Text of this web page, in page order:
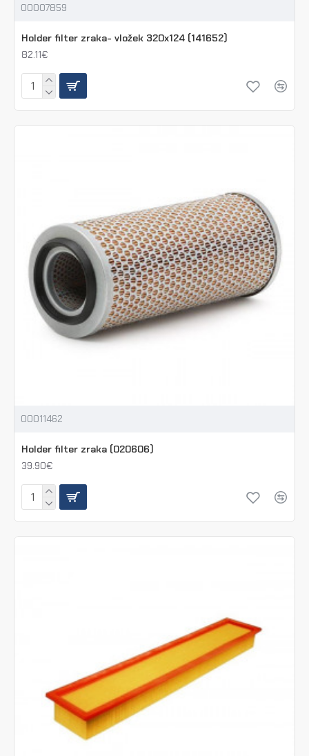
00007859
Holder filter zraka- vložek 320x124 (141652)
82.11€
00011462
Holder filter zraka (020606)
39.90€